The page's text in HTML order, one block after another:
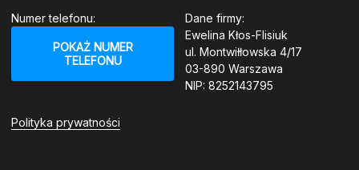
Numer telefonu:
POKAŻ NUMER
TELEFONU
Polityka prywatności
Dane firmy:
Ewelina Kłos-Flisiuk
ul. Montwiłłowska 4/17
03-890 Warszawa
NIP: 8252143795